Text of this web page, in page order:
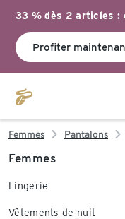
33 % dès 2 articles :
Profiter
Femmes Pantalons
Femmes
Lingerie
Vêtements de nuit